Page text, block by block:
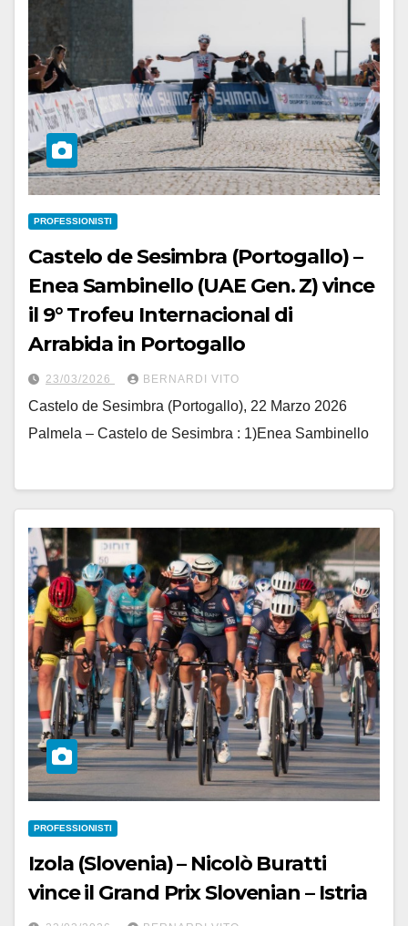
PROFESSIONISTI
Castelo de Sesimbra (Portogallo) –
Enea Sambinello (UAE Gen. Z) vince
il 9° Trofeu Internacional di
Arrabida in Portogallo
23/03/2026 BERNARDI VITO
Castelo de Sesimbra (Portogallo), 22 Marzo 2026
Palmela – Castelo de Sesimbra : 1)Enea Sambinello
PROFESSIONISTI
Izola (Slovenia) – Nicolò Buratti
vince il Grand Prix Slovenian – Istria